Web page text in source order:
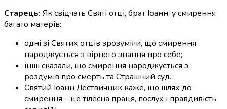
Старець: Як свідчать Святі отці, брат Іоанн, у смирення
багато матерів:
одні зі Святих отців зрозуміли, що смирення
народжується з вірного знання про себе;
інші сказали, що смирення народжується з
роздумів про смерть та Страшний суд.
Святий Іоанн Лествичник каже, що шлях до
смирення – це тілесна праця, послух і правдивість